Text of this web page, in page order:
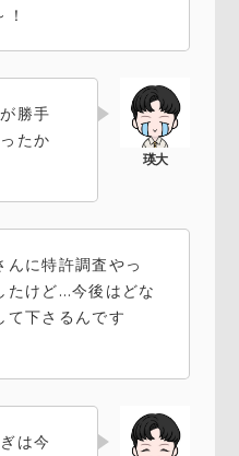
勝手
たか
んに特許調査やっ
たけど…今後はどな
て下さるんです
は今